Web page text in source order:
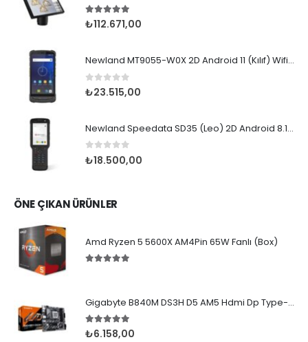
5.00 5 üzerinden
₺112.671,00
Newland MT9055-W0X 2D Android 11 (Kılıf) Wifi BT
0 5 üzerinden
₺23.515,00
Newland Speedata SD35 (Leo) 2D Android 8.1 Wifi BT
0 5 üzerinden
₺18.500,00
ÖNE ÇIKAN ÜRÜNLER
Amd Ryzen 5 5600X AM4Pin 65W Fanlı (Box)
Gigabyte B840M DS3H D5 AM5 Hdmi Dp Type-C
5.005 üzerinden
₺6.158,00